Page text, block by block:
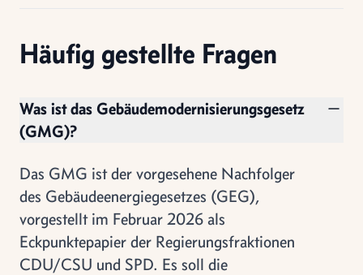
Häufig gestellte Fragen
Was ist das Gebäudemodernisierungsgesetz
(GMG)?
Das GMG ist der vorgesehene Nachfolger
des Gebäudeenergiegesetzes (GEG),
vorgestellt im Februar 2026 als
Eckpunktepapier der Regierungsfraktionen
CDU/CSU und SPD. Es soll die